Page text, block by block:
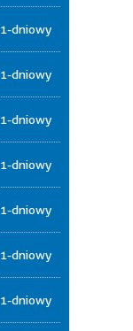
1-dniowy
1-dniowy
1-dniowy
1-dniowy
1-dniowy
1-dniowy
1-dniowy